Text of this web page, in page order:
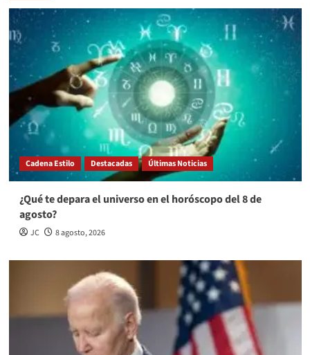
Cadena Estilo Destacadas Últimas Noticias
¿Qué te depara el universo en el horóscopo del 8 de
agosto?
JC 8 agosto, 2026